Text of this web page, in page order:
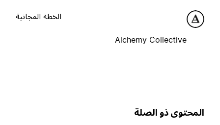
Alchemy Collective
الخطة المجانية
ذو الصلة